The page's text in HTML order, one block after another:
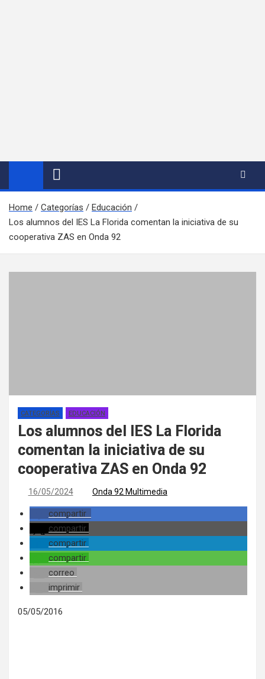
Home Categorías
Educación
Los alumnos del IES La Florida comentan la iniciativa de su
cooperativa ZAS en Onda 92
CATEGORÍAS EDUCACIÓN
Los alumnos del IES La Florida
comentan la iniciativa de su
cooperativa ZAS en Onda 92
16/05/2024 Onda 92 Multimedia
compartir
compartir
compartir
compartir
correo
imprimir
05/05/2016